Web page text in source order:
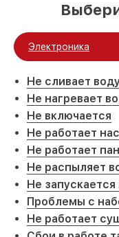
Электроника
Не сливает
Не нагревает
Не включается
Не работает
Не работает
Не распыляет
Не
Проблемы с
Не работает